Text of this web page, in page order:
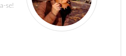
se!